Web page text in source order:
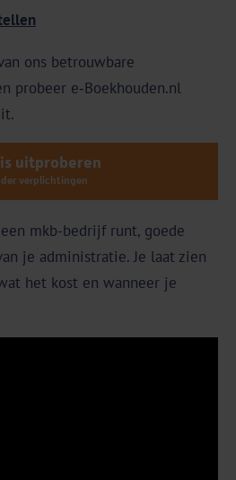
ons betrouwbare
probeer e‑Boekhouden.nl
uitproberen
verplichtingen
mkb-bedrijf runt, goede
je administratie. Je laat zien
het kost en wanneer je